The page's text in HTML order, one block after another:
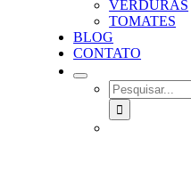
VERDURAS
TOMATES
BLOG
CONTATO
SEARCH
FOR: